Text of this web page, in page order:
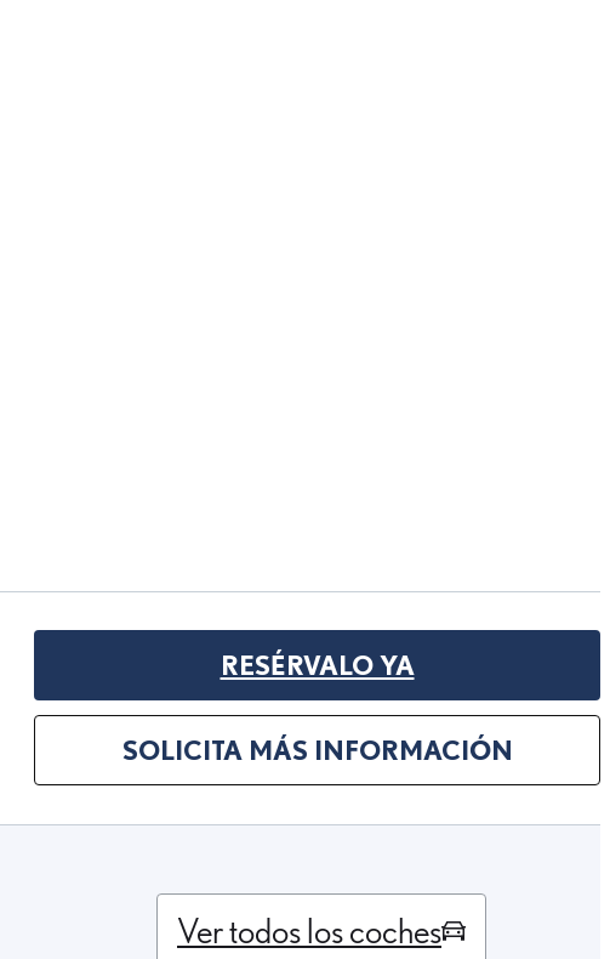
RESÉRVALO YA
SOLICITA MÁS INFORMACIÓN
Ver todos los coches